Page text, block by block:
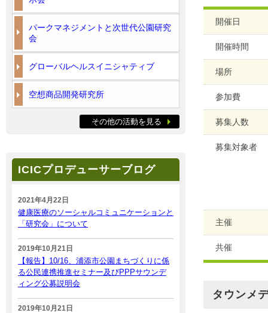
開催日
開催時間
場所
参加費
募集人数
募集対象者
主催
共催
タウンメ
パークマネジメントと次世代公園研究
会
グローバルヘルスイニシャティブ
空想商品開発研究所
その他の活動を見る
ICICプロデューサーブログ
2021年4月22日
健康医療のソーシャルコミュニケーションと
「研究会」について
2019年10月21日
【報告】10/16、浦添市公園まちづくりに係
る公民連携推進セミナー及びPPPサウンデ
ィング公募説明会
2019年10月21日